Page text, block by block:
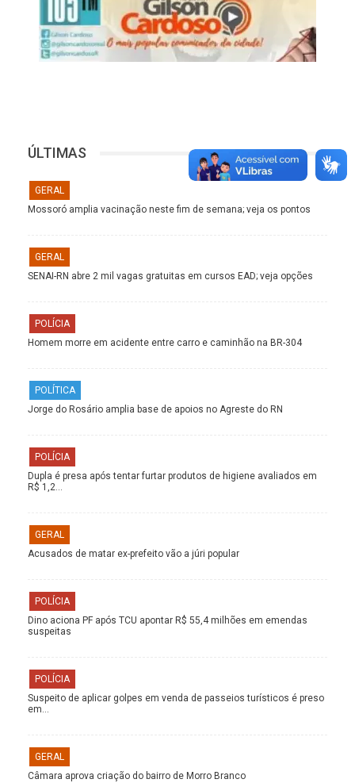
ÚLTIMAS
GERAL
Mossoró amplia vacinação neste fim de semana; veja os pontos
GERAL
SENAI-RN abre 2 mil vagas gratuitas em cursos EAD; veja opções
POLÍCIA
Homem morre em acidente entre carro e caminhão na BR-304
POLÍTICA
Jorge do Rosário amplia base de apoios no Agreste do RN
POLÍCIA
Dupla é presa após tentar furtar produtos de higiene avaliados em
R$ 1,2…
GERAL
Acusados de matar ex-prefeito vão a júri popular
POLÍCIA
Dino aciona PF após TCU apontar R$ 55,4 milhões em emendas
suspeitas
POLÍCIA
Suspeito de aplicar golpes em venda de passeios turísticos é preso
em…
GERAL
Câmara aprova criação do bairro de Morro Branco